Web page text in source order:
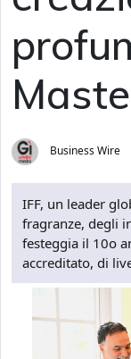
Business Wire
IFF, un leader
fragranze, degli
festeggia il 10o
accreditato, di